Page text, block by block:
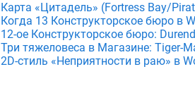
Карта «Цитадель» (Fortress Bay/
Когда 13 Конструкторское бюро в
12-ое Конструкторское бюро:
Три тяжеловеса в Магазине: Tiger-
2D-стиль «Неприятности в раю» в